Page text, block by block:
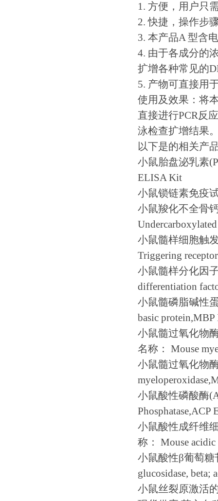
1. 方便，用户只
2. 快捷，操作步
3. 本产品A 型含
4. 由于各成分的
扩增各种常见的
5. 产物可直接用
使用及效果：将
直接进行PCR反
泳检查扩增结果
以下是的相关产
小鼠胎盘泌乳素
ELISA Kit
小鼠锁链素免疫
小鼠羧化不全骨
小鼠髓样细胞触
Triggering
小鼠髓样分化因
differentiation
小鼠髓磷脂碱性
basic
小鼠髓过氧化物
名称： Mouse
小鼠髓过氧化物
小鼠酸性磷酸酶
Phosphatase,ACP
小鼠酸性成纤维
称： Mouse
小鼠酸性β葡萄糖
glucosidase, beta;
小鼠丝裂原激活